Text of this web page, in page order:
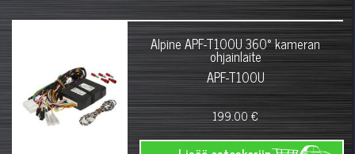
Alpine APF-T100U 360° kameran
ohjainlaite
APF-T100U
199.00 €